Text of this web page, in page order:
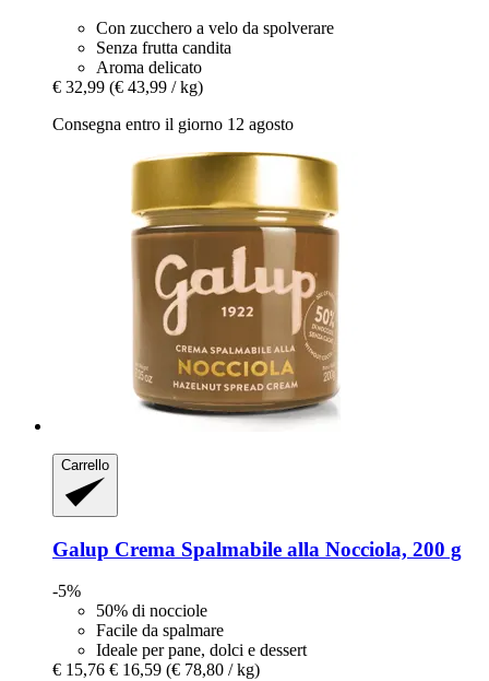
Con zucchero a velo da spolverare
Senza frutta candita
Aroma delicato
€ 32,99 (€ 43,99 / kg)
Consegna entro il giorno 12 agosto
Carrello
Galup Crema Spalmabile alla Nocciola, 200 g
-5%
50% di nocciole
Facile da spalmare
Ideale per pane, dolci e dessert
€ 15,76 € 16,59 (€ 78,80 / kg)